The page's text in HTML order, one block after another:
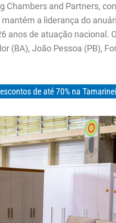
Chambers and Partners,
a liderança do
anos de atuação nacional.
(BA), João Pessoa (PB),
de até 70% na